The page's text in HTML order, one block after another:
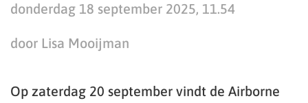
donderdag 18 september 2025, 11.54
door Lisa Mooijman
Op zaterdag 20 september vindt de Airborne